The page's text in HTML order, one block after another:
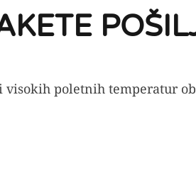
visokih poletnih temperatur